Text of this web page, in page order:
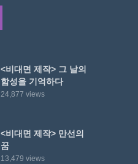
<비대면 제작> 그 날의
함성을 기억하다
24,877 views
<비대면 제작> 만선의
꿈
13,479 views